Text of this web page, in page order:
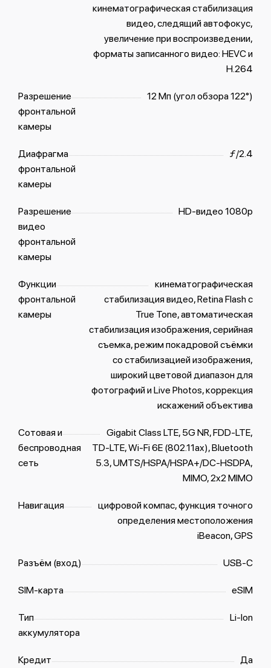
кинематографическая стабилизация
видео, следящий автофокус,
увеличение при воспроизведении,
форматы записанного видео: HEVC и
H.264
Разрешение
фронтальной
камеры
12 Мп (угол обзора 122°)
Диафрагма
фронтальной
камеры
ƒ/2.4
Разрешение
видео
фронтальной
камеры
HD-видео 1080p
Функции
фронтальной
камеры
кинематографическая
стабилизация видео, Retina Flash с
True Tone, автоматическая
стабилизация изображения, серийная
съемка, режим покадровой съёмки
со стабилизацией изображения,
широкий цветовой диапазон для
фотографий и Live Photos, коррекция
искажений объектива
Сотовая и
беспроводная
сеть
Gigabit Class LTE, 5G NR, FDD‑LTE,
TD‑LTE, Wi-Fi 6E (802.11ax), Bluetooth
5.3, UMTS/HSPA/​HSPA+/​DC-HSDPA,
MIMO, 2x2 MIMO
Навигация
цифровой компас, функция точного
определения местоположения
iBeacon, GPS
Разъём (вход) USB‑C
SIM-карта eSIM
Тип
аккумулятора
Li-Ion
Кредит
Да